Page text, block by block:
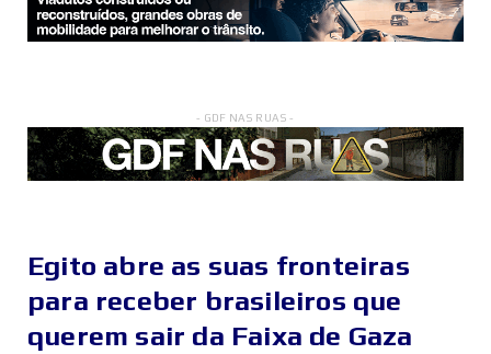
- GDF NAS RUAS -
Egito abre as suas fronteiras
para receber brasileiros que
querem sair da Faixa de Gaza